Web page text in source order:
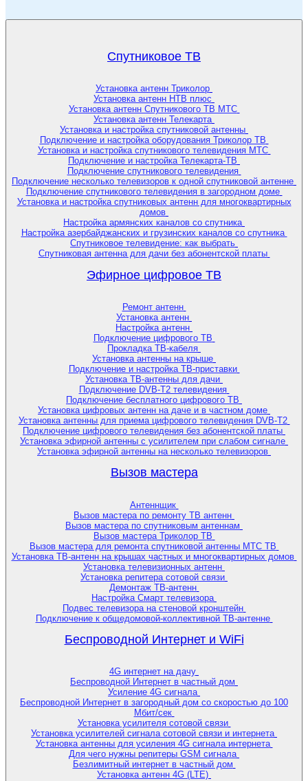
Спутниковое ТВ
Установка антенн Триколор
Установка антенн НТВ плюс
Установка антенн Спутникового ТВ МТС
Установка антенн Телекарта
Установка и настройка спутниковой антенны
Подключение и настройка оборудования Триколор ТВ
Установка и настройка спутникового телевидения МТС
Подключение и настройка Телекарта-ТВ
Подключение спутникового телевидения
Подключение несколько телевизоров к одной спутниковой антенне
Подключение спутникового телевидения в загородном доме
Установка и настройка спутниковых антенн для многоквартирных
домов
Настройка армянских каналов со спутника
Настройка азербайджанских и грузинских каналов со спутника
Спутниковое телевидение: как выбрать
Спутниковая антенна для дачи без абонентской платы
Эфирное цифровое ТВ
Ремонт антенн
Установка антенн
Настройка антенн
Подключение цифрового ТВ
Прокладка ТВ-кабеля
Установка антенны на крыше
Подключение и настройка ТВ-приставки
Установка ТВ-антенны для дачи
Подключение DVB-T2 телевидения
Подключение бесплатного цифрового ТВ
Установка цифровых антенн на даче и в частном доме
Установка антенны для приема цифрового телевидения DVB-T2
Подключение цифрового телевидения без абонентской платы
Установка эфирной антенны с усилителем при слабом сигнале
Установка эфирной антенны на несколько телевизоров
Вызов мастера
Антеннщик
Вызов мастера по ремонту ТВ антенн
Вызов мастера по спутниковым антеннам
Вызов мастера Триколор ТВ
Вызов мастера для ремонта спутниковой антенны МТС ТВ
Установка ТВ-антенн на крышах частных и многоквартирных домов
Установка телевизионных антенн
Установка репитера сотовой связи
Демонтаж ТВ-антенн
Настройка Смарт телевизора
Подвес телевизора на стеновой кронштейн
Подключение к общедомовой-коллективной ТВ-антенне
Беспроводной Интернет и WiFi
4G интернет на дачу
Беспроводной Интернет в частный дом
Усиление 4G сигнала
Беспроводной Интернет в загородный дом со скоростью до 100
Мбит/сек
Установка усилителя сотовой связи
Установка усилителей сигнала сотовой связи и интернета
Установка антенны для усиления 4G сигнала интернета
Для чего нужны репитеры GSM сигнала
Безлимитный интернет в частный дом
Установка антенн 4G (LTE)